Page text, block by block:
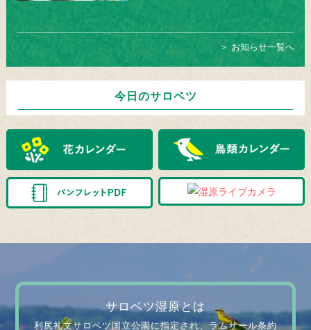
＞ お知らせ一覧へ
今日のサロベツ
サロベツ湿原とは
利尻礼文サロベツ国立公園に指定され、ラムサール条約